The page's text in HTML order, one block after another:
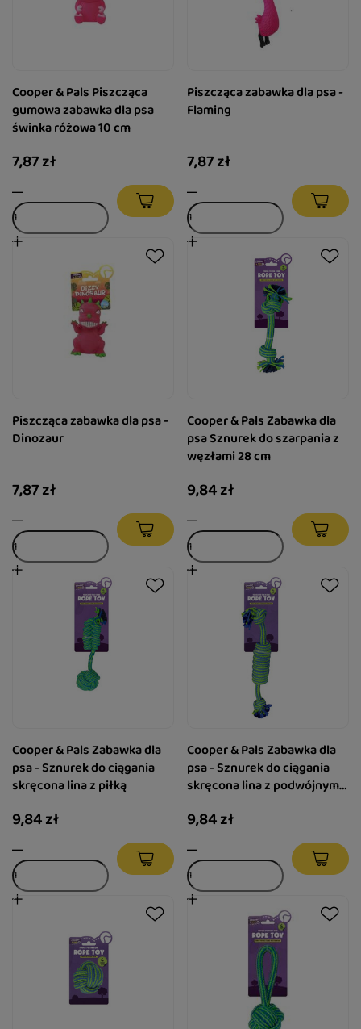
Cooper & Pals Piszcząca
gumowa zabawka dla psa
świnka różowa 10 cm
7,87 zł
Piszcząca zabawka dla psa -
Flaming
7,87 zł
Piszcząca zabawka dla psa -
Dinozaur
7,87 zł
Cooper & Pals Zabawka dla
psa Sznurek do szarpania z
węzłami 28 cm
9,84 zł
Cooper & Pals Zabawka dla
psa - Sznurek do ciągania
skręcona lina z piłką
9,84 zł
Cooper & Pals Zabawka dla
psa - Sznurek do ciągania
skręcona lina z podwójnym
9,84 zł